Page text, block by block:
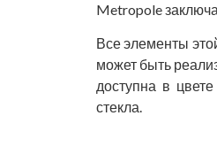
Metropole
Все элементы
может быть
доступна в
стекла.